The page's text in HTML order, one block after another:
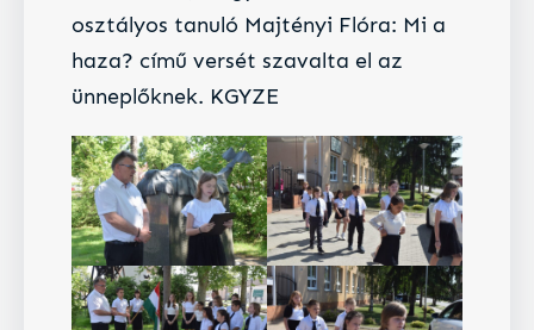
osztályos tanuló Majtényi Flóra: Mi a
haza? című versét szavalta el az
ünneplőknek. KGYZE